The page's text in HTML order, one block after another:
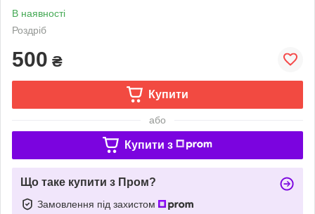
В наявності
Роздріб
500 ₴
Купити
або
Купити з
Що таке купити з Пром?
Замовлення під захистом